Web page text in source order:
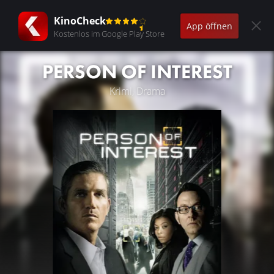
KinoCheck
Kostenlos im Google Play Store
App öffnen
PERSON OF INTEREST
Krimi, Drama